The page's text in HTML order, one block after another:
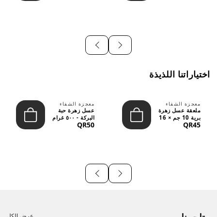
اختياراتنا اللذيذة
معجزة الشفاء
ملعقة عسل زهرة
برية 10 جم × 16
قطعة
QR45
معجزة الشفاء
عسل زهرة حبة
البركة - ٥٠٠ غرام
QR50